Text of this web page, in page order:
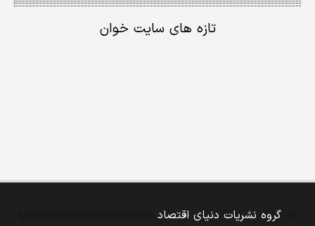
تازه های سایت خوان
گروه نشریات دنیای اقتصاد